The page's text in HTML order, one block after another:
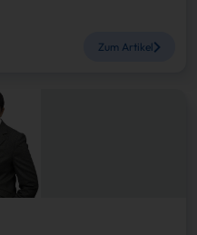
Zum Artikel